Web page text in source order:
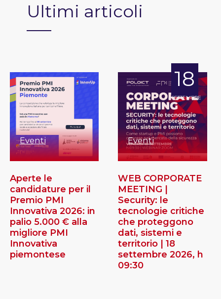
Ultimi articoli
Eventi
Aperte le
candidature per il
Premio PMI
Innovativa 2026: in
palio 5.000 € alla
migliore PMI
Innovativa
piemontese
18
SETTEMBRE
Eventi
WEB CORPORATE
MEETING |
Security: le
tecnologie critiche
che proteggono
dati, sistemi e
territorio | 18
settembre 2026, h
09:30